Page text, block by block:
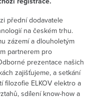
přední dodavatele
na českém trhu.
zázemí a dlouholetým
partnerem pro
prezentace našich
zajišťujeme, a setkání
filozofie ELKOV elektro a
sdílení know-how a